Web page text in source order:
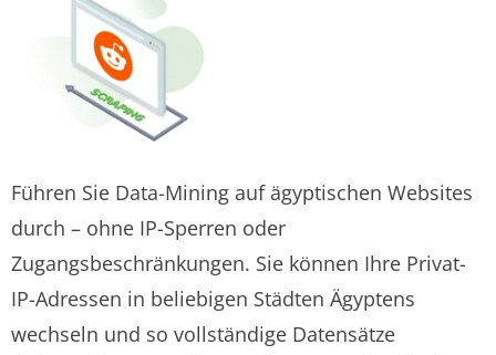
Führen Sie Data-Mining auf ägyptischen Websites
durch – ohne IP-Sperren oder
Zugangsbeschränkungen. Sie können Ihre Privat-
IP-Adressen in beliebigen Städten Ägyptens
wechseln und so vollständige Datensätze